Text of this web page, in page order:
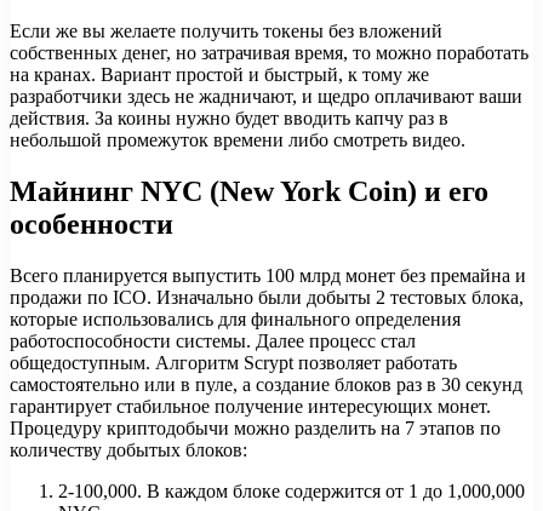
Если же вы желаете получить токены без вложений
собственных денег, но затрачивая время, то можно поработать
на кранах. Вариант простой и быстрый, к тому же
разработчики здесь не жадничают, и щедро оплачивают ваши
действия. За коины нужно будет вводить капчу раз в
небольшой промежуток времени либо смотреть видео.
Майнинг NYC (New York Coin) и его
особенности
Всего планируется выпустить 100 млрд монет без премайна и
продажи по ICO. Изначально были добыты 2 тестовых блока,
которые использовались для финального определения
работоспособности системы. Далее процесс стал
общедоступным. Алгоритм Scrypt позволяет работать
самостоятельно или в пуле, а создание блоков раз в 30 секунд
гарантирует стабильное получение интересующих монет.
Процедуру криптодобычи можно разделить на 7 этапов по
количеству добытых блоков:
2-100,000. В каждом блоке содержится от 1 до 1,000,000